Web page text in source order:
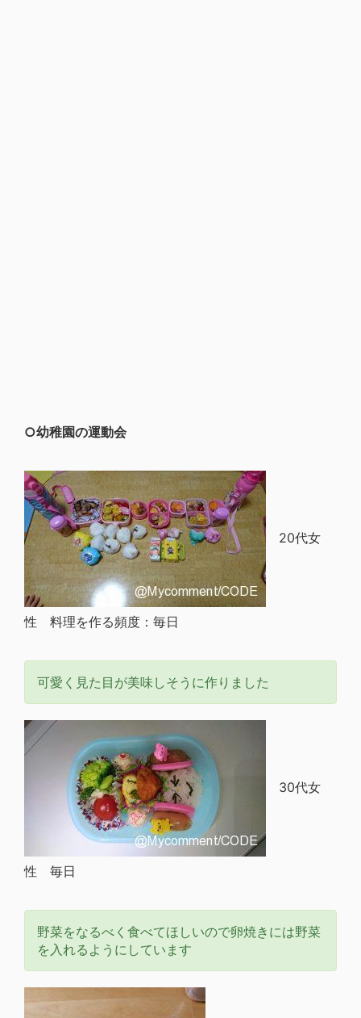
○幼稚園の運動会
20代女
性 料理を作る頻度：毎日
可愛く見た目が美味しそうに作りました
30代女
性 毎日
野菜をなるべく食べてほしいので卵焼きには野菜
を入れるようにしています